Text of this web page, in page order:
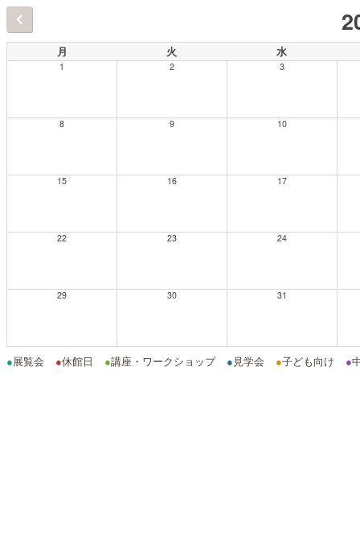
月 火 水
1 2 3
8 9 10
15 16 17
22 23 24
29 30 31
●展覧会 ●休館日 ●講座・ワークショップ ● 見学会 ●子ども向け ●